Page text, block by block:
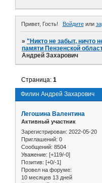
Привет, Гость! Войдитеили
»"Никто не забыт, ничто
памяти Пензенской
Андрей Захарович
Филин Андрей Захарович
Страница:1
Легошина Валентина
Активный участник
Зарегистрирован: 2022-05-20
Приглашений: 0
Сообщений: 8504
Уважение: [+119/-0]
Позитив: [+0/-1]
Провел на форуме:
10 месяцев 13 дней